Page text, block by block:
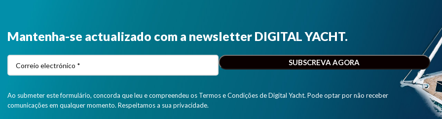
Mantenha-se actualizado com a newsletter DIGITAL YACHT.
Ao submeter este formulário, concorda que leu e compreendeu os Termos e Condições de Digital Yacht. Pode optar por não receber
comunicações em qualquer momento. Respeitamos a sua privacidade.